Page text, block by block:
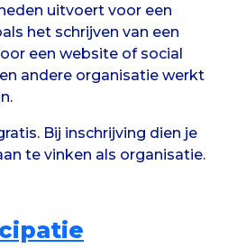
uitvoert voor een
het schrijven van een
een website of social
andere organisatie werkt
Bij inschrijving dien je
te vinken als organisatie.